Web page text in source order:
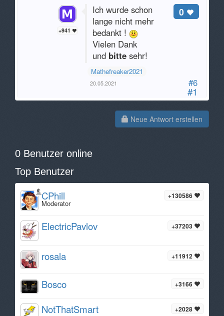
#1
#6
+941
0
Ich wurde schon
lange nicht mehr
bedankt !
Vielen Dank
und bitte sehr!
Mathefreaker2021
20.05.2021
Neue Antwort erstellen
0 Benutzer online
Top Benutzer
+130586
CPhill
Moderator
+37203
ElectricPavlov
+11912
rosala
+3166
Bosco
+2028
NotThatSmart